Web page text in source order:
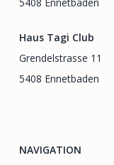
Haus Tagi Club
Grendelstrasse 11
5408 Ennetbaden
NAVIGATION